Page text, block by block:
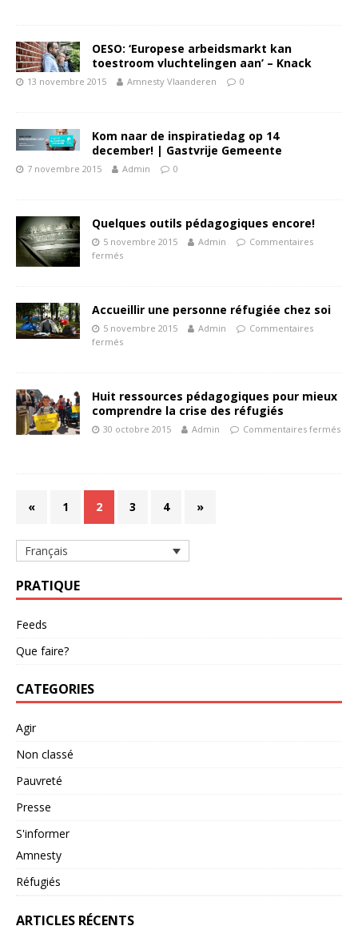
OESO: ‘Europese arbeidsmarkt kan
toestroom vluchtelingen aan’ – Knack
13 novembre 2015 Amnesty Vlaanderen 0
Kom naar de inspiratiedag op 14
december! | Gastvrije Gemeente
7 novembre 2015 Admin 0
Quelques outils pédagogiques encore!
5 novembre 2015 Admin
Commentaires
fermés
Accueillir une personne réfugiée chez soi
5 novembre 2015 Admin
Commentaires
fermés
Huit ressources pédagogiques pour mieux
comprendre la crise des réfugiés
30 octobre 2015 Admin Commentaires fermés
« 1 2 3 4 »
Français
PRATIQUE
Feeds
Que faire?
CATEGORIES
Agir
Non classé
Pauvreté
Presse
S'informer
Amnesty
Réfugiés
ARTICLES RÉCENTS